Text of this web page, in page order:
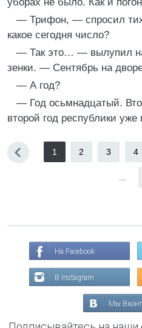
— Трифон, — спросил
какое сегодня число?
— Так это… — вылупил
зенки. — Сентябрь на
— А год?
— Год осьмнадцатый.
второй год республики уже
1 2 3 4
На Facebook
В Instagram
Мы